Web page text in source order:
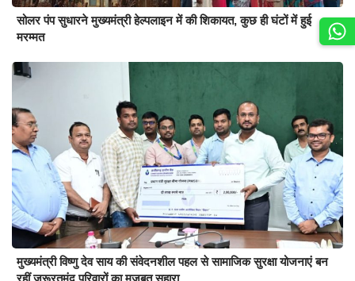
सोलर पंप सुधारने मुख्यमंत्री हेल्पलाइन में की शिकायत, कुछ ही घंटों में हुई
मरम्मत
मुख्यमंत्री विष्णु देव साय की संवेदनशील पहल से सामाजिक सुरक्षा योजनाएं बन
रहीं जरूरतमंद परिवारों का मजबूत सहारा